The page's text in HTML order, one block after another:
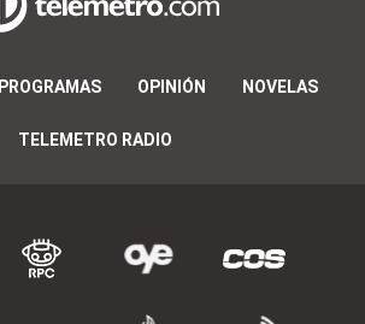
PROGRAMAS OPINIÓN NOVELAS
TELEMETRO RADIO